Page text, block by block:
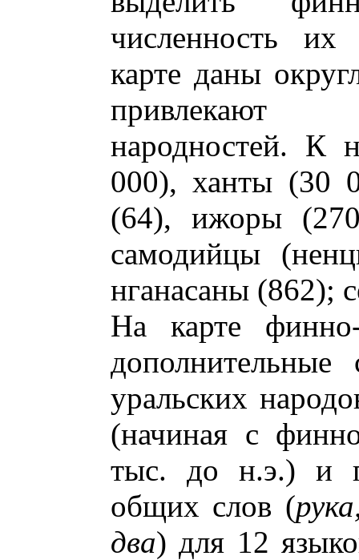
численность их
карте даны
привлекают
народностей. К
000), ханты (30
(64), ижоры
самодийцы
нганасаны (862);
На карте
дополнительные
уральских
(начиная с
тыс. до н.э.) и
общих слов (
два) для 12